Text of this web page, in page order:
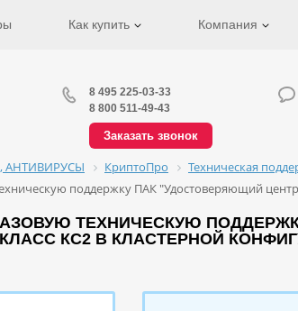
Как купить Компания
8 495 225-03-33
8 800 511-49-43
Заказать звонок
АНТИВИРУСЫ КриптоПро
Техническая
поддержку ПАК "Удостоверяющий
ТЕХНИЧЕСКУЮ
КС2 В КЛАСТЕРНОЙ